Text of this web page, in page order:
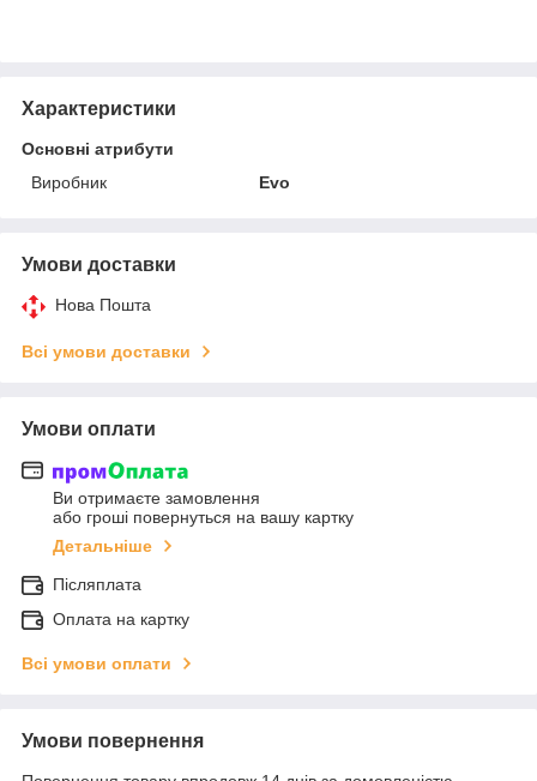
Характеристики
Основні атрибути
Виробник
Evo
Умови доставки
Нова Пошта
Всі умови доставки
Умови оплати
Ви отримаєте замовлення
або гроші повернуться на вашу картку
Детальніше
Післяплата
Оплата на картку
Всі умови оплати
Умови повернення